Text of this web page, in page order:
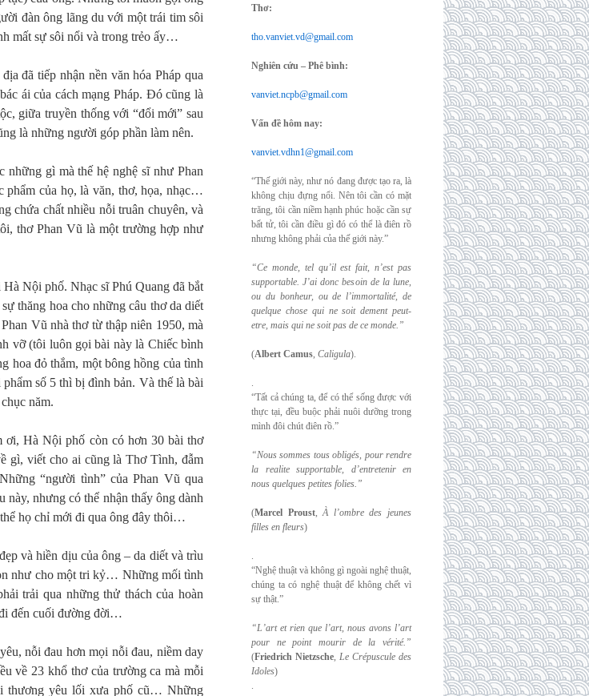
đàn ông lãng du với một trái tim sôi
mất sự sôi nổi và trong trẻo ấy…
đã tiếp nhận nền văn hóa Pháp qua
ái của cách mạng Pháp. Đó cũng là
giữa truyền thống với “đổi mới” sau
là những người góp phần làm nên.
gì mà thế hệ nghệ sĩ như Phan
phẩm của họ, là văn, thơ, họa, nhạc…
chứa chất nhiều nỗi truân chuyên, và
thơ Phan Vũ là một trường hợp như
Nội phố. Nhạc sĩ Phú Quang đã bắt
thăng hoa cho những câu thơ da diết
Vũ nhà thơ từ thập niên 1950, mà
vỡ (tôi luôn gọi bài này là Chiếc bình
hoa đỏ thắm, một bông hồng của tình
số 5 thì bị đình bản. Và thế là bài
năm.
ơi, Hà Nội phố còn có hơn 30 bài thơ
gì, viết cho ai cũng là Thơ Tình, đẫm
“người tình” của Phan Vũ qua
này, nhưng có thể nhận thấy ông dành
họ chỉ mới đi qua ông đây thôi…
và hiền dịu của ông – da diết và trìu
như cho một tri kỷ… Những mối tình
trải qua những thử thách của hoàn
đến cuối đường đời…
nỗi đau hơn mọi nỗi đau, niềm day
về 23 khổ thơ của trường ca mà mỗi
thương yêu lối xưa phố cũ… Những
Thơ:
tho.vanviet.vd@gmail.com
Nghiên cứu – Phê bình:
vanviet.ncpb@gmail.com
Vấn đề hôm nay:
vanviet.vdhn1@gmail.com
“Thế giới này, như nó đang được tạo ra, là
không chịu đựng nổi. Nên tôi cần có mặt
trăng, tôi cần niềm hạnh phúc hoặc cần sự
bất tử, tôi cần điều gì đó có thể là điên rồ
nhưng không phải của thế giới này.”
“Ce monde, tel qu’il est fait, n’est pas
supportable. J’ai donc besoin de la lune,
ou du bonheur, ou de l’immortalité, de
quelque chose qui ne soit dement peut-
etre, mais qui ne soit pas de ce monde.”
(Albert Camus, Caligula).
.
“Tất cả chúng ta, để có thể sống được với
thực tại, đều buộc phải nuôi dưỡng trong
mình đôi chút điên rồ.”
“Nous sommes tous obligés, pour rendre
la realite supportable, d’entretenir en
nous quelques petites folies.”
(Marcel Proust,À l’ombre des jeunes
filles en fleurs)
.
“Nghệ thuật và không gì ngoài nghệ thuật,
chúng ta có nghệ thuật để không chết vì
sự thật.”
“L’art et rien que l’art, nous avons l’art
pour ne point mourir de la vérité.”
(Friedrich Nietzsche, Le Crépuscule des
Idoles)
.